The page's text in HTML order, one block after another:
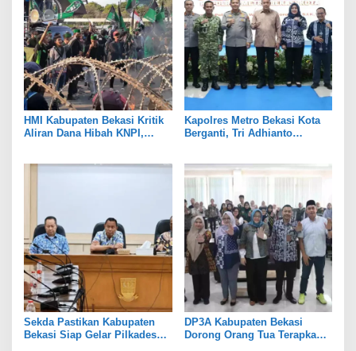
HMI Kabupaten Bekasi Kritik
Aliran Dana Hibah KNPI,
Kapolres Metro Bekasi Kota
Berganti, Tri Adhianto
Sekda Pastikan Kabupaten
Bekasi Siap Gelar Pilkades
DP3A Kabupaten Bekasi
Dorong Orang Tua Terapkan